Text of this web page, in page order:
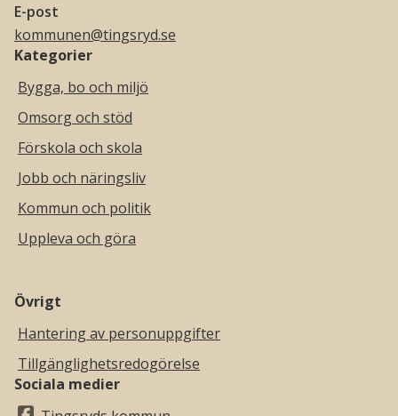
E-post
kommunen@tingsryd.se
Kategorier
Bygga, bo och miljö
Omsorg och stöd
Förskola och skola
Jobb och näringsliv
Kommun och politik
Uppleva och göra
Övrigt
Hantering av personuppgifter
Tillgänglighetsredogörelse
Sociala medier